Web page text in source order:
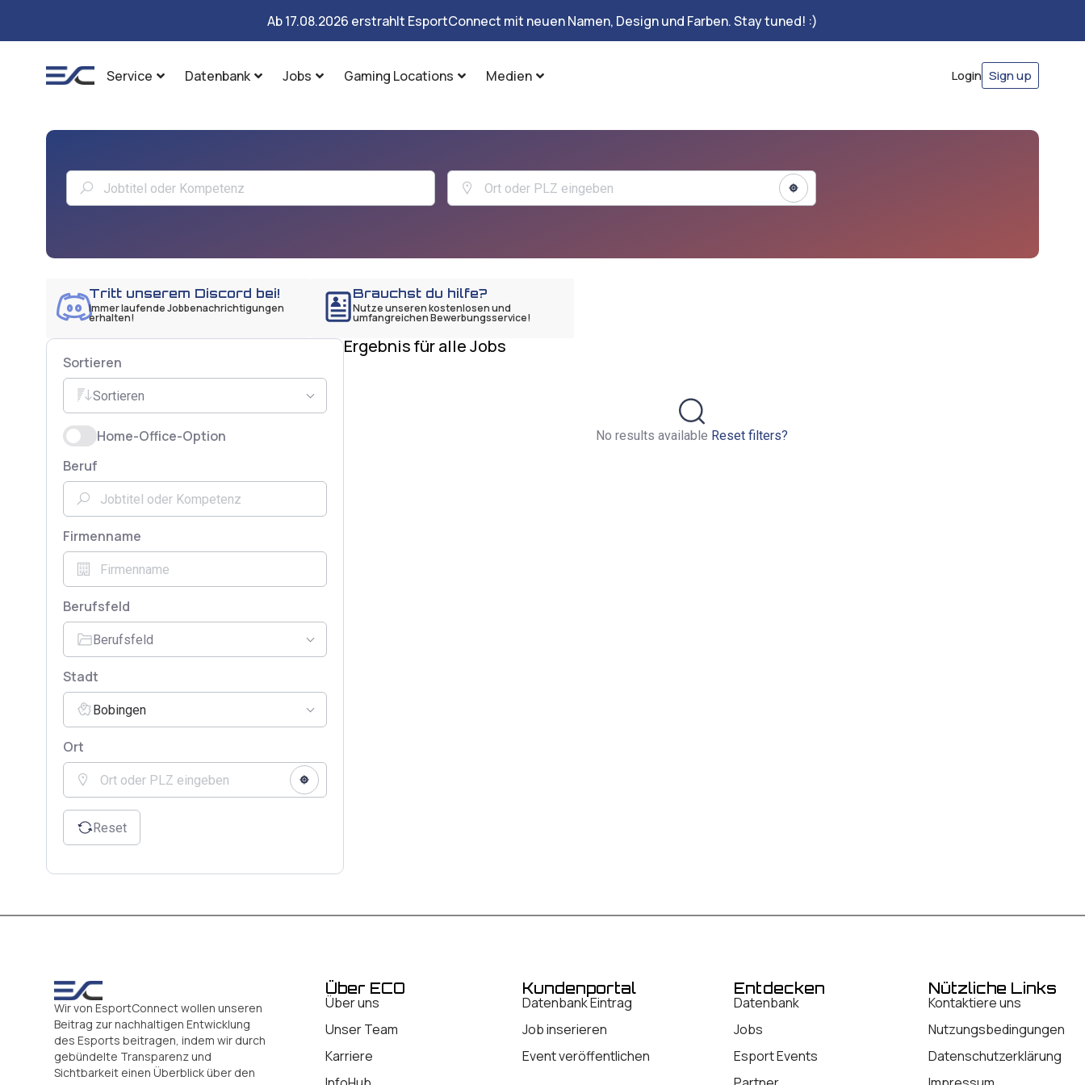
Ab 17.08.2026 erstrahlt EsportConnect mit neuen Namen, Design und Farben. Stay tuned! :)
Service Datenbank Jobs Gaming Locations Medien Login Sign up
Tritt unserem Discord bei!
Immer laufende Jobbenachrichtigungen
erhalten!
Brauchst du hilfe?
Nutze unseren kostenlosen und
umfangreichen Bewerbungsservice!
Sortieren
Sortieren
Home-Office-Option
Beruf
Firmenname
Berufsfeld
Berufsfeld
Stadt
Bobingen
Ort
Reset
Ergebnis für alle Jobs
No results available Reset filters?
Wir von EsportConnect wollen unseren
Beitrag zur nachhaltigen Entwicklung
des Esports beitragen, indem wir durch
gebündelte Transparenz und
Sichtbarkeit einen Überblick über den
Über ECO
Über uns
Unser Team
Karriere
Kundenportal
Datenbank Eintrag
Job inserieren
Event veröffentlichen
Entdecken
Datenbank
Jobs
Esport Events
Nützliche Links
Kontaktiere uns
Nutzungsbedingungen
Datenschutzerklärung